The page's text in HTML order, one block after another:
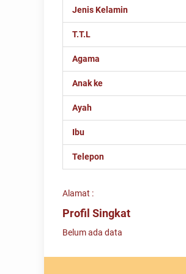
Jenis Kelamin
T.T.L
Agama
Anak ke
Ayah
Ibu
Telepon
Alamat :
Profil Singkat
Belum ada data